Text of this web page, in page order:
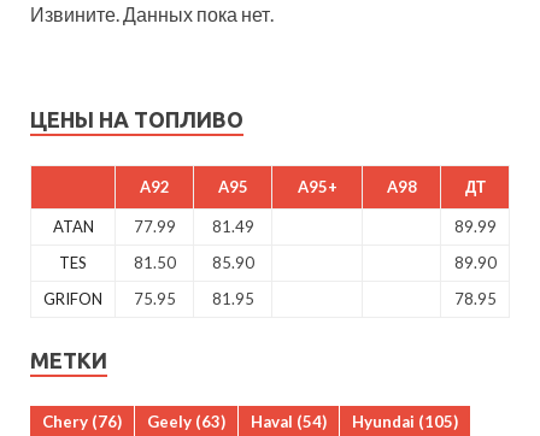
Извините. Данных пока нет.
ЦЕНЫ НА ТОПЛИВО
A92 A95 A95+ A98 ДТ
ATAN 77.99 81.49
89.99
TES
81.50 85.90
89.90
GRIFON
75.95 81.95 78.95
МЕТКИ
Chery (76) Geely (63) Haval (54) Hyundai (105)